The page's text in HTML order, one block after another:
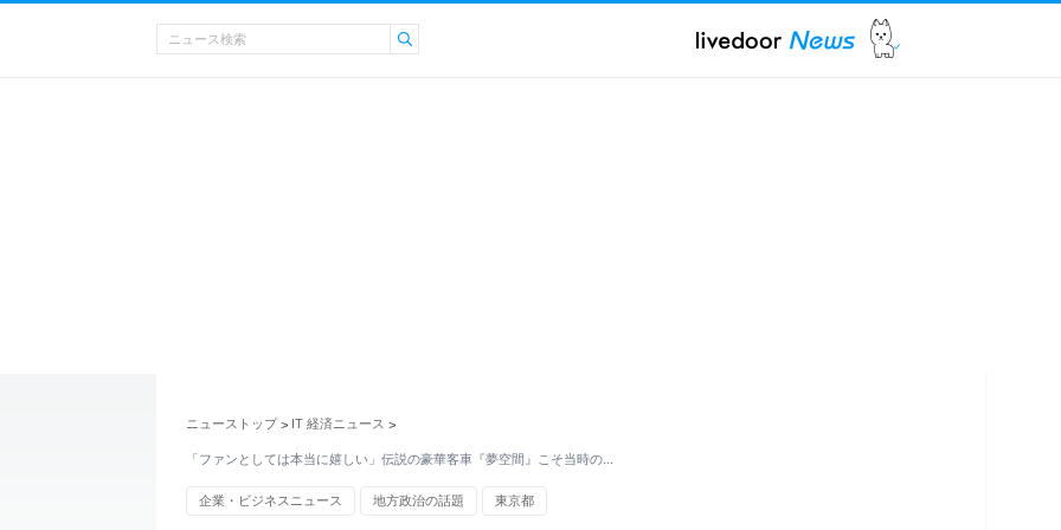
ニューストップ > IT 経済ニュース >
「ファンとしては本当に嬉しい」伝説の豪華客車『夢空間』こそ当時の…
企業・ビジネスニュース 地方政治の話題 東京都